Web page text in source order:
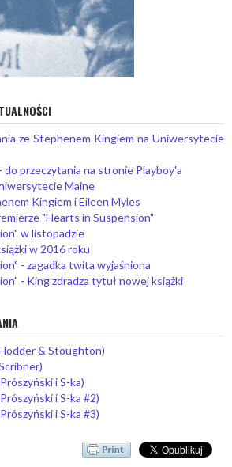
ze Stephenem Kingiem na Uniwersytecie
do przeczytania na stronie Playboy'a
Maine
Kingiem i Eileen Myles
"Hearts in Suspension"
w listopadzie
w 2016 roku
- zagadka twita wyjaśniona
- King zdradza tytuł nowej książki
& Stoughton)
i S-ka)
i S-ka #2)
i S-ka #3)